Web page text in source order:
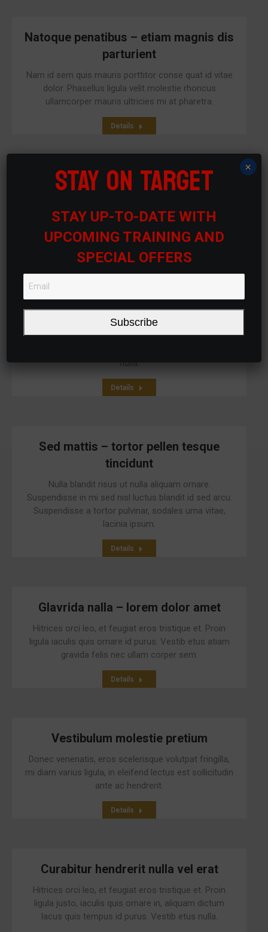
Natoque penatibus – etiam magnis dis
parturient
Nam id sem quis mauris porttitor conse quat id vitae
dolor. Phasellus ligula velit molestie rhoncus
ullamcorper mauris ultricies mi at pharetra.
Details
Aliquam ultrices erat
orci, vitae congue neque lectus vel neque. Aliquam
ultrices erat.
Details
Nulla glavrida floris
Proin lorem ipsum dolor glavrida ligula justo, iaculis
nulla.
Details
Sed mattis – tortor pellen tesque
tincidunt
Nulla blandit risus ut nulla aliquam ornare.
Suspendisse in mi sed nisl luctus blandit id sed arcu.
Suspendisse a tortor pulvinar, sodales urna vitae,
lacinia ipsum.
Details
Glavrida nalla – lorem dolor amet
Hitrices orci leo, et feugiat eros tristique et. Proin
ligula iaculis quis ornare id purus. Vestib etus atiam
gravida felis nec ullam corper sem.
Details
Vestibulum molestie pretium
Donec venenatis, eros scelerisque volutpat fringilla,
mi diam varius ligula, in eleifend lectus est sollicitudin
ante ac hendrerit.
Details
Curabitur hendrerit nulla vel erat
Hitrices orci leo, et feugiat eros tristique et. Proin
ligula justo, iaculis quis ornare in, aliquam dictum
lacus quis tempus id purus. Vestib etus nulla.
STAY ON TARGET
STAY UP-TO-DATE WITH
UPCOMING TRAINING AND
SPECIAL OFFERS
Subscribe
×